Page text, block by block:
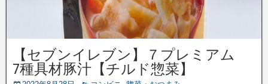
【セブンイレブン】７プレミアム
7種具材豚汁【チルド惣菜】